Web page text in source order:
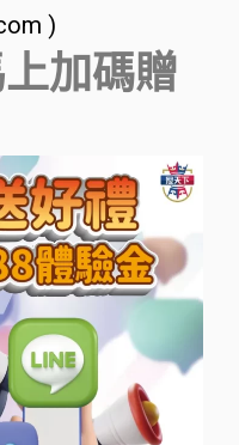
)
加碼贈